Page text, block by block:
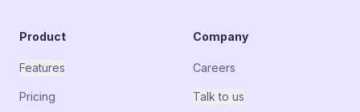
Product
Features
Pricing
Company
Careers
Talk to us